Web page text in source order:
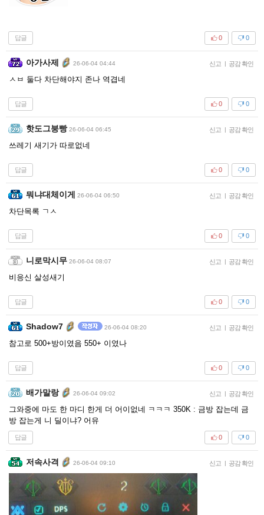
답글 0
0
아가사제 26-06-04 04:44 신고 | 공감 확인
ㅅㅂ 둘다 차단해야지 존나 역겹네
답글 0
0
핫도그붕빵 26-06-04 06:45 신고 | 공감 확인
쓰레기 새기가 따로없네
답글 0
0
뭐냐대체이게 26-06-04 06:50 신고 | 공감 확인
차단목록 ㄱㅅ
답글 0
0
니로막시무 26-06-04 08:07 신고 | 공감 확인
비응신 살성새기
답글 0
0
Shadow7 26-06-04 08:20 신고 | 공감 확인
참고로 500+방이였음 550+ 이였나
답글 0
0
배가말랑 26-06-04 09:02 신고 | 공감 확인
그와중에 마도 한 마디 한게 더 어이없네 ㅋㅋㅋ 350K : 금방 잡는데 금
방 잡는게 니 딜이냐? 어유
답글 0
0
저속사격 26-06-04 09:10 신고 | 공감 확인